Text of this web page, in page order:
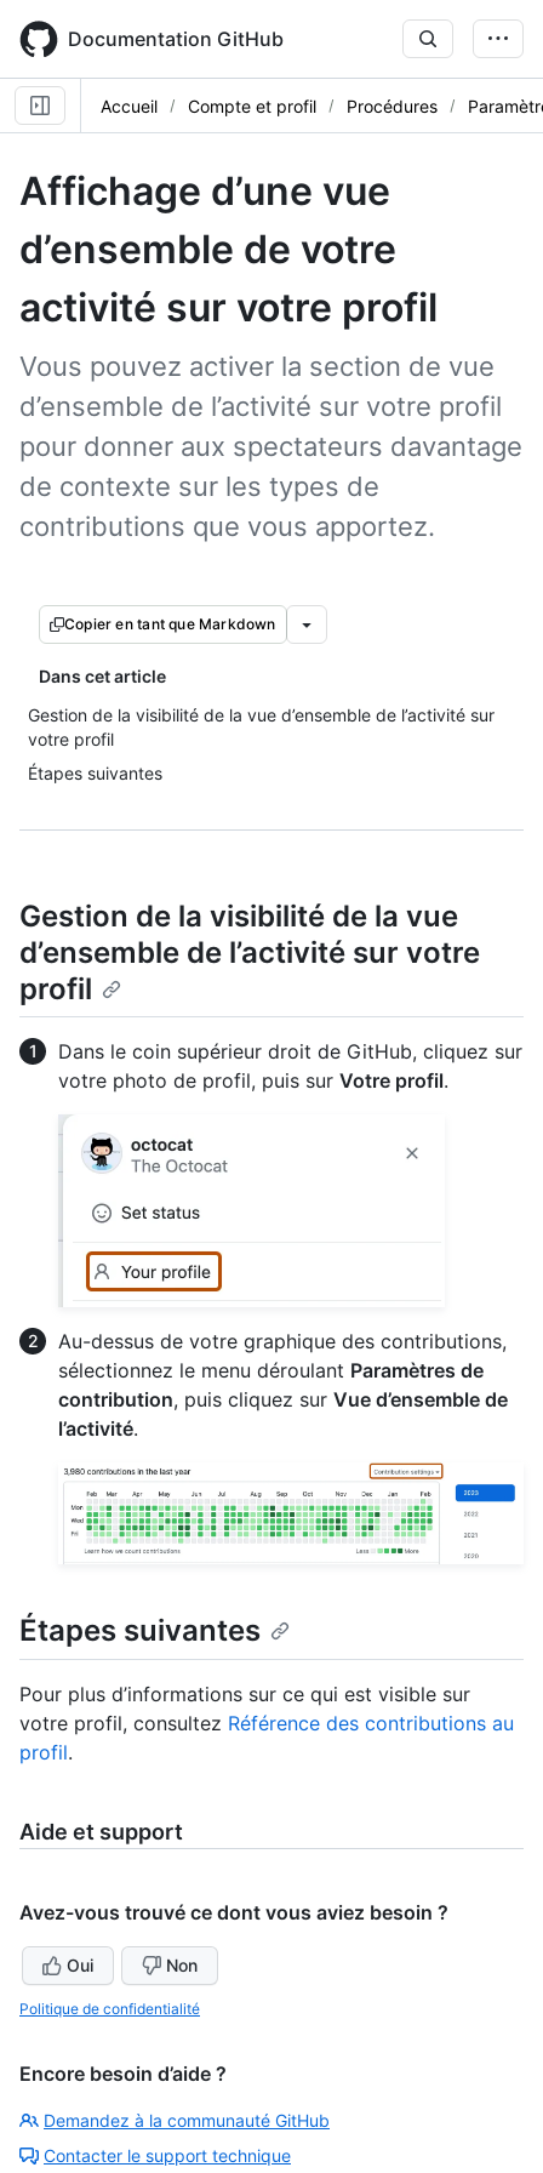
main
content
Documentation GitHub
Accueil Compte et profil Procédures
Affichage d’une vue
d’ensemble de votre
activité sur votre profil
Vous pouvez activer la section de vue
d’ensemble de l’activité sur votre profil
pour donner aux spectateurs davantage
de contexte sur les types de
contributions que vous apportez.
Copier en tant que Markdown
Dans cet article
Gestion de la visibilité de la vue d’ensemble de l’activité sur
votre profil
Étapes suivantes
Gestion de la visibilité de la vue
d’ensemble de l’activité sur votre
profil
Dans le coin supérieur droit de GitHub, cliquez sur
votre photo de profil, puis sur Votre profil.
Au-dessus de votre graphique des contributions,
sélectionnez le menu déroulant Paramètres de
contribution, puis cliquez sur Vue d’ensemble de
l’activité.
Étapes suivantes
Pour plus d’informations sur ce qui est visible sur
votre profil, consultez Référence des contributions au
profil.
Aide et support
Avez-vous trouvé ce dont vous aviez besoin ?
Oui Non
Politique de confidentialité
Encore besoin d’aide ?
Demandez à la communauté GitHub
Contacter le support technique